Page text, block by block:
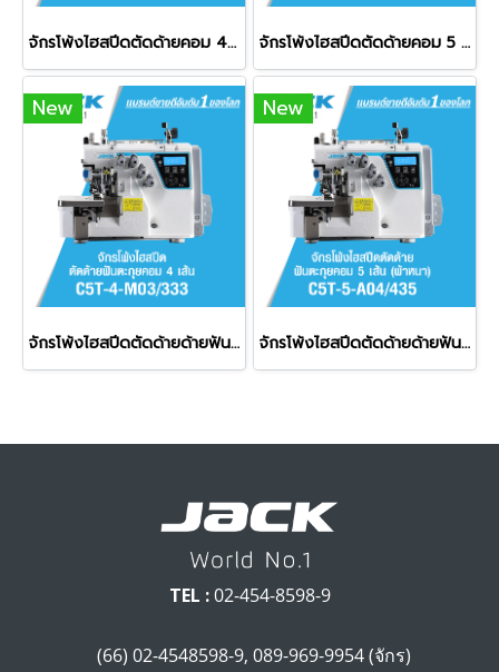
จักรโพ้งไฮสปีดตัดด้ายคอม 4 เส้น JACK รุ่น C3C-4-M03/333 จักรโพ้งไฮสปีดตัดด้ายคอม 5 เส้น JACK รุ่น C3C-5-03/333
New
จักรโพ้งไฮสปีดตัดด้ายด้ายฟันตะกุยคอม 4 เส้น JACK รุ่น C5T-4-M03/333
New
จักรโพ้งไฮสปีดตัดด้ายด้ายฟันตะกุยคอม 5 เส้น (ผ้าหนา) JACK รุ่น C5T-5-A04/435
TEL :02-454-8598-9
(66) 02-4548598-9, 089-969-9954 (จักร)